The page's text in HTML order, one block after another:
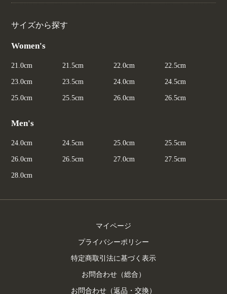
サイズから探す
Women's
21.0cm 21.5cm 22.0cm 22.5cm
23.0cm 23.5cm 24.0cm 24.5cm
25.0cm 25.5cm 26.0cm 26.5cm
Men's
24.0cm 24.5cm 25.0cm 25.5cm
26.0cm 26.5cm 27.0cm 27.5cm
28.0cm
マイページ
プライバシーポリシー
特定商取引法に基づく表示
お問合わせ（総合）
お問合わせ（返品・交換）